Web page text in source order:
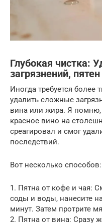
Глубокая чистка:
загрязнений,
Иногда требуется более
удалить сложные
вина или жира. Я
красное вино на
среагировал и смог
последствий.
Вот несколько способов:
1. Пятна от кофе и чая:
соды и воды, нанесите
минут. Затем протрите
2. Пятна от вина: Сразу